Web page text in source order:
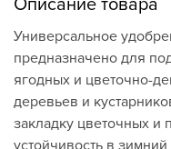
Описание товара
Универсальное
предназначено для
ягодных и цветочно-
деревьев и
закладку цветочных
устойчивость в